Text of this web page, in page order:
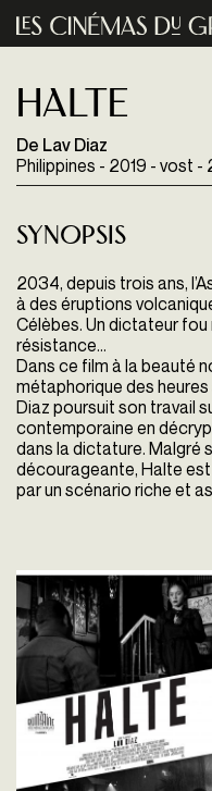
Aller au contenu principal
Halte
De Lav Diaz
Philippines - 2019 - vost -
Synopsis
2034, depuis trois ans,
à des éruptions
Célèbes. Un dictateur
résistance…
Dans ce film à la beauté
métaphorique des
Diaz poursuit son travail
contemporaine en
dans la dictature. Malgré
décourageante, Halte
par un scénario riche et